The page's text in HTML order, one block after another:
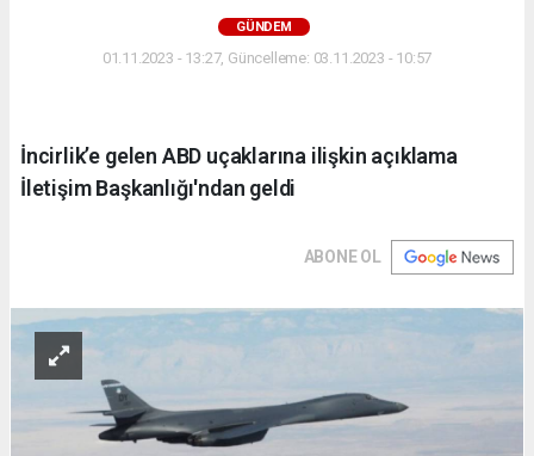
GÜNDEM
01.11.2023 - 13:27, Güncelleme: 03.11.2023 - 10:57
İncirlik’e gelen ABD uçaklarına ilişkin açıklama
İletişim Başkanlığı'ndan geldi
ABONE OL